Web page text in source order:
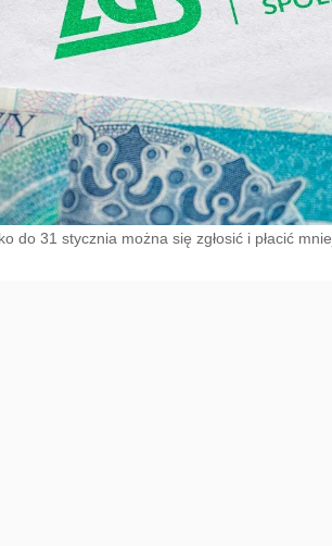
do 31 stycznia można się zgłosić i płacić